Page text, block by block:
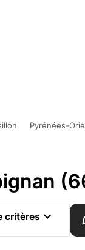
Pyrénées-
critères